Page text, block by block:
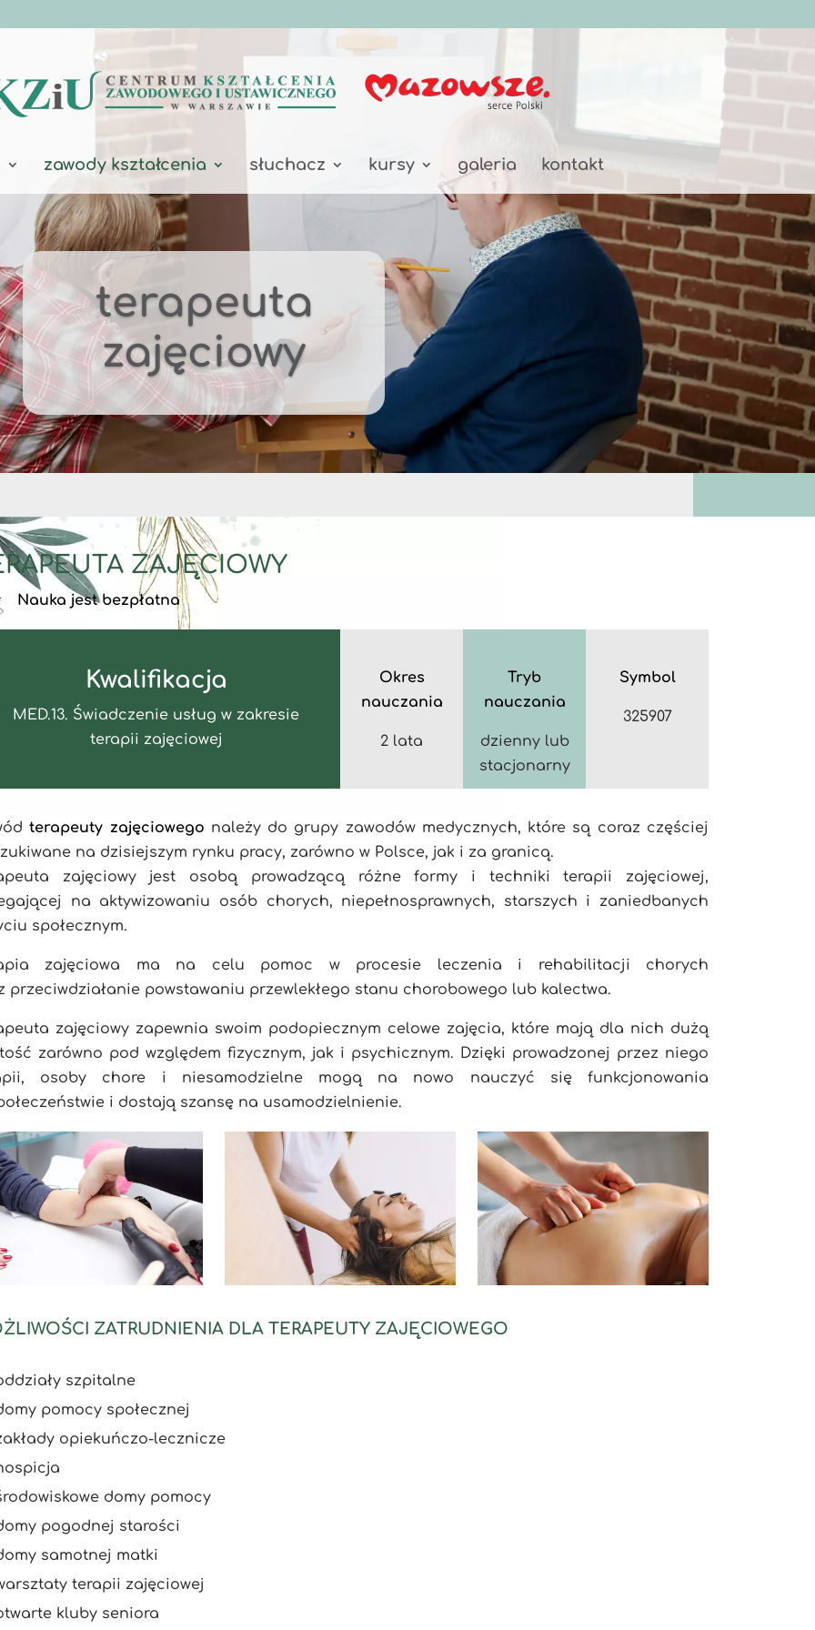
zawody kształcenia słuchacz kursy galeria kontakt
terapeuta
zajęciowy
ZAJĘCIOWY
Nauka jest bezpłatna
Kwalifikacja
MED.13. Świadczenie usług w zakresie
terapii zajęciowej
Okres
nauczania
2 lata
Tryb
nauczania
dzienny lub
stacjonarny
Symbol
325907
terapeuty zajęciowego należy do grupy zawodów medycznych, które są coraz częściej
na dzisiejszym rynku pracy, zarówno w Polsce, jak i za granicą.
zajęciowy jest osobą prowadzącą różne formy i techniki terapii zajęciowej,
na aktywizowaniu osób chorych, niepełnosprawnych, starszych i zaniedbanych
społecznym.
zajęciowa ma na celu pomoc w procesie leczenia i rehabilitacji chorych
przeciwdziałanie powstawaniu przewlekłego stanu chorobowego lub kalectwa.
zajęciowy zapewnia swoim podopiecznym celowe zajęcia, które mają dla nich dużą
zarówno pod względem fizycznym, jak i psychicznym. Dzięki prowadzonej przez niego
osoby chore i niesamodzielne mogą na nowo nauczyć się funkcjonowania
i dostają szansę na usamodzielnienie.
ZATRUDNIENIA DLA TERAPEUTY ZAJĘCIOWEGO
szpitalne
pomocy społecznej
opiekuńczo-lecznicze
domy pomocy
pogodnej starości
samotnej matki
terapii zajęciowej
kluby seniora